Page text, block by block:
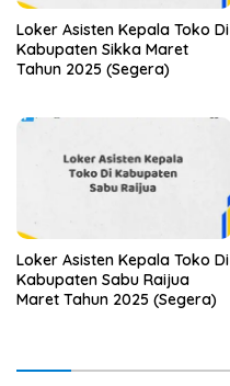
Loker Asisten Kepala Toko Di
Kabupaten Sikka Maret
Tahun 2025 (Segera)
Loker Asisten Kepala Toko Di
Kabupaten Sabu Raijua
Maret Tahun 2025 (Segera)